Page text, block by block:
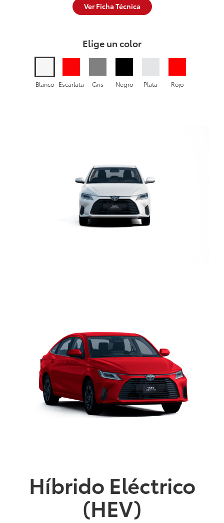
Ver Ficha Técnica
Elige un color
Blanco Escarlata Gris Negro Plata Rojo
Híbrido Eléctrico
(HEV)